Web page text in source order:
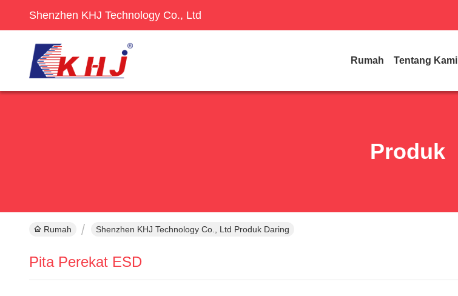
Shenzhen KHJ Technology Co., Ltd
Rumah Tentang Kami
Produk
Rumah Shenzhen KHJ Technology Co., Ltd Produk Daring
Pita Perekat ESD